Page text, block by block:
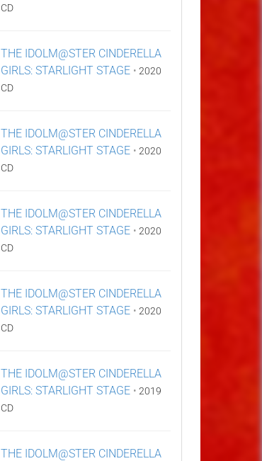
CD
THE IDOLM@STER CINDERELLA
GIRLS: STARLIGHT STAGE • 2020
CD
THE IDOLM@STER CINDERELLA
GIRLS: STARLIGHT STAGE • 2020
CD
THE IDOLM@STER CINDERELLA
GIRLS: STARLIGHT STAGE • 2020
CD
THE IDOLM@STER CINDERELLA
GIRLS: STARLIGHT STAGE • 2020
CD
THE IDOLM@STER CINDERELLA
GIRLS: STARLIGHT STAGE • 2019
CD
THE IDOLM@STER CINDERELLA